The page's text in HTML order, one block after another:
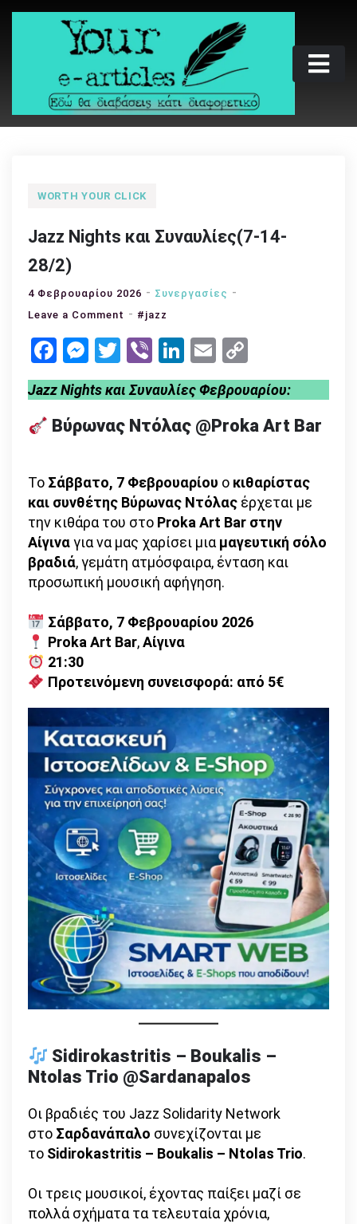
Skip
Your e-articles
Εδώ θα διαβάσεις κάτι διαφορετικό
WORTH YOUR CLICK
Jazz Nights και Συναυλίες(7-14-
28/2)
4 Φεβρουαρίου 2026
Συνεργασίες
Leave a Comment on
Nights
Συναυλίες(7-
28/2)
#jazz
Facebook
Messenger
Twitter
ViberLinkedIn
Email
Link
Jazz Nights και Συναυλίες Φεβρουαρίου:
Βύρωνας Ντόλας @Proka Art Bar
Το Σάββατο, 7 Φεβρουαρίου ο κιθαρίστας
και συνθέτης Βύρωνας Ντόλας έρχεται με
την κιθάρα του στo Proka Art Bar στην
Αίγιναγια να μας χαρίσει μιαμαγευτική σόλο
βραδιά, γεμάτη ατμόσφαιρα, ένταση και
προσωπική μουσική αφήγηση.
Σάββατο, 7 Φεβρουαρίου 2026
Proka Art Bar,Αίγινα
21:30
Προτεινόμενη συνεισφορά: από 5€
Sidirokastritis – Boukalis –
Ntolas Trio @Sardanapalos
Οι βραδιές του Jazz Solidarity Network
στο Σαρδανάπαλο συνεχίζονται με
το Sidirokastritis – Boukalis – Ntolas Trio.
Οι τρεις μουσικοί, έχοντας παίξει μαζί σε
πολλά σχήματα τα τελευταία χρόνια,